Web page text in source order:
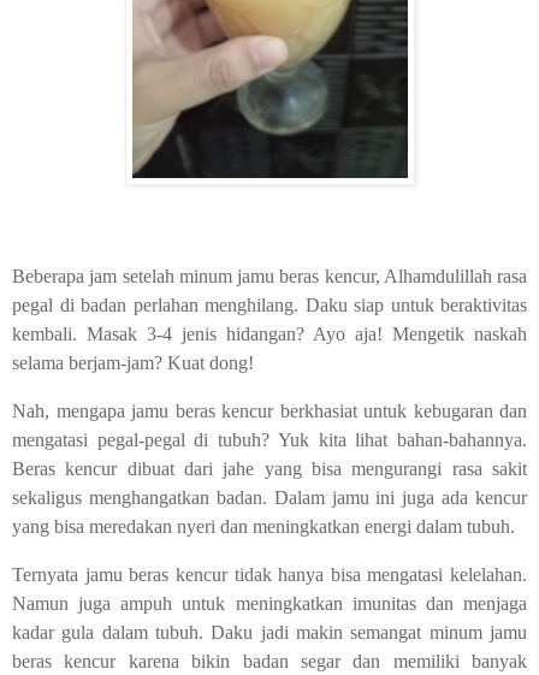
Beberapa jam setelah minum jamu beras kencur, Alhamdulillah rasa
pegal di badan perlahan menghilang. Daku siap untuk beraktivitas
kembali. Masak 3-4 jenis hidangan? Ayo aja! Mengetik naskah
selama berjam-jam? Kuat dong!
Nah, mengapa jamu beras kencur berkhasiat untuk kebugaran dan
mengatasi pegal-pegal di tubuh? Yuk kita lihat bahan-bahannya.
Beras kencur dibuat dari jahe yang bisa mengurangi rasa sakit
sekaligus menghangatkan badan. Dalam jamu ini juga ada kencur
yang bisa meredakan nyeri dan meningkatkan energi dalam tubuh.
Ternyata jamu beras kencur tidak hanya bisa mengatasi kelelahan.
Namun juga ampuh untuk meningkatkan imunitas dan menjaga
kadar gula dalam tubuh. Daku jadi makin semangat minum jamu
beras kencur karena bikin badan segar dan memiliki banyak